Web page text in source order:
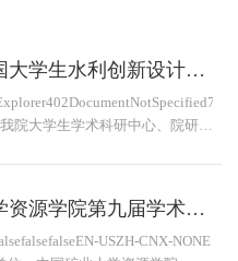
我院举办全国大学生水利创新设计大赛交流会
院大学生学术科研中心、院研究
中国矿业大学资源学院第九届学术报告会暨 徐州市地质学会2014年学术年会通知
USZH-CNX-NONE